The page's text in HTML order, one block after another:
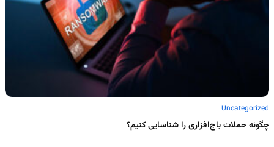
چگونه حملات باج‌افزاری را شناسایی کنیم؟
Uncategorized